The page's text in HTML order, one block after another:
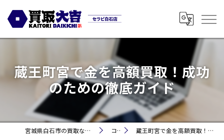
蔵王町宮で金を高額買取！成功
のための徹底ガイド
宮城県白石市の買取なら買取大吉セラビ白石店 コラム 蔵王町宮で金を高額買取！成功のための徹底ガイド